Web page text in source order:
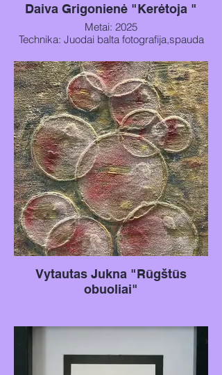
Daiva Grigonienė "Kerėtoja "
Metai: 2025
Technika: Juodai balta fotografija,spauda
Dydis: 135x90 cm
Vytautas Jukna "Rūgštūs
obuoliai"